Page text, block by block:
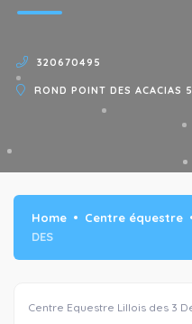
320670495
ROND POINT DES ACACIAS
Home Centre équestre
DES
Centre Equestre Lillois des 3